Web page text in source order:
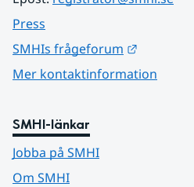
Press
SMHIs frågeforum
Mer kontaktinformation
SMHI-länkar
Jobba på SMHI
Om SMHI